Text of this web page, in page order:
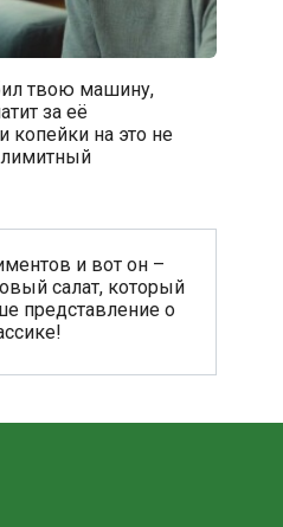
твою машину,
за её
копейки на это не
и вот он –
салат, который
представление о